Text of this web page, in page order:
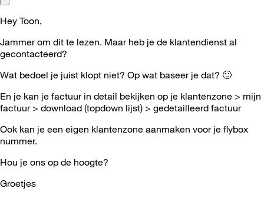
Hey Toon,
Jammer om dit te lezen. Maar heb je de klantendienst al
gecontacteerd?
Wat bedoel je juist klopt niet? Op wat baseer je dat? 🙂
En je kan je factuur in detail bekijken op je klantenzone > mijn
factuur > download (topdown lijst) > gedetailleerd factuur
Ook kan je een eigen klantenzone aanmaken voor je flybox
nummer.
Hou je ons op de hoogte?
Groetjes